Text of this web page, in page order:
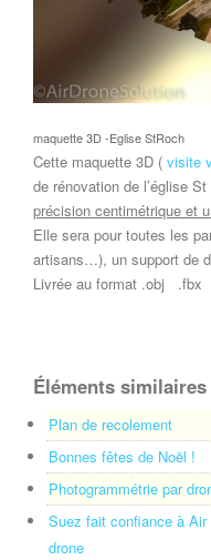
maquette 3D -Eglise StRoch
Cette maquette 3D ( visite
de rénovation de l’église
précision centimétrique et
Elle sera pour toutes les
artisans…), un support de
Livrée au format .obj
Éléments
Plan de recolement
Bonnes fêtes de Noël !
Photogrammétrie par
Suez fait confiance à
drone